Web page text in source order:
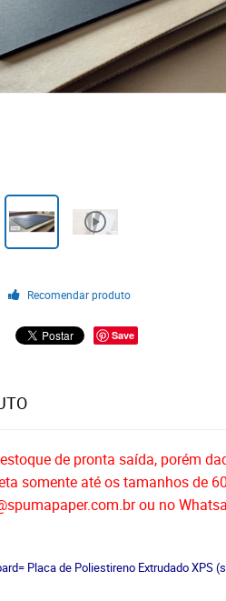
Recomendar produto
Save
de pronta saída, porém
somente até os tamanhos de
ou no
Placa de Poliestireno Extrudado XPS